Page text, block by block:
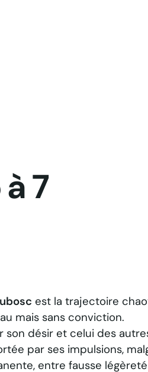
7
est la trajectoire
mais sans conviction.
son désir et celui des
par ses impulsions,
entre fausse